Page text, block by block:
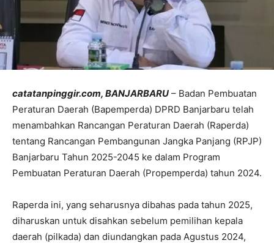
catatanpinggir.com, BANJARBARU – Badan Pembuatan
Peraturan Daerah (Bapemperda) DPRD Banjarbaru telah
menambahkan Rancangan Peraturan Daerah (Raperda)
tentang Rancangan Pembangunan Jangka Panjang (RPJP)
Banjarbaru Tahun 2025-2045 ke dalam Program
Pembuatan Peraturan Daerah (Propemperda) tahun 2024.
Raperda ini, yang seharusnya dibahas pada tahun 2025,
diharuskan untuk disahkan sebelum pemilihan kepala
daerah (pilkada) dan diundangkan pada Agustus 2024,